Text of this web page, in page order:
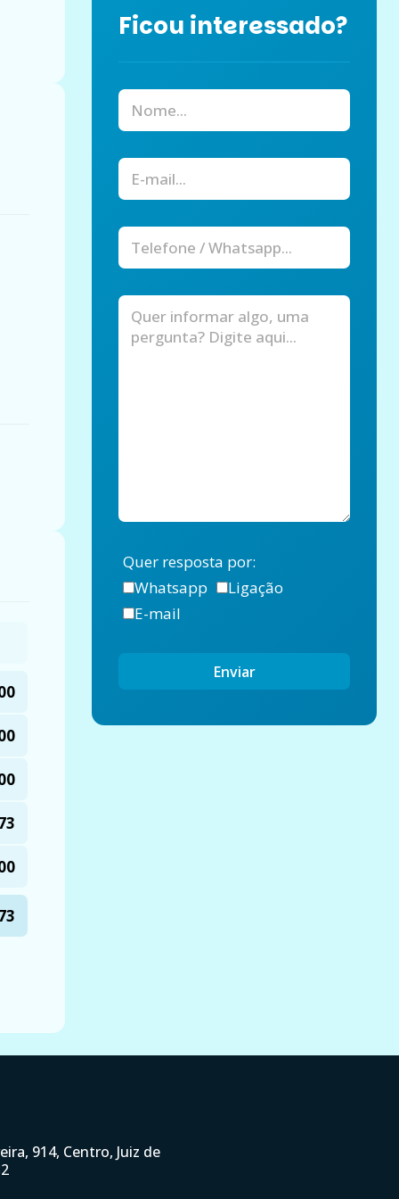
Ficou interessado?
Quer resposta por:
Whatsapp
Ligação
E-mail
Enviar
914, Centro, Juiz de